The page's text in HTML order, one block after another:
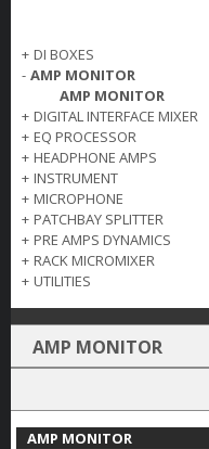
KONTAKT
+ DI BOXES
- AMP MONITOR
AMP MONITOR
+ DIGITAL INTERFACE MIXER
+ EQ PROCESSOR
+ HEADPHONE AMPS
+ INSTRUMENT
+ MICROPHONE
+ PATCHBAY SPLITTER
+ PRE AMPS DYNAMICS
+ RACK MICROMIXER
+ UTILITIES
AMP MONITOR
AMP MONITOR